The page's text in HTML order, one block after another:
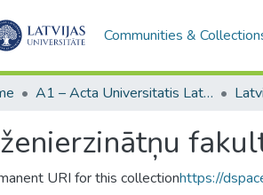
Communities &
A1 – Acta Universitatis Latviensis / Universitātes raksti / Scientific papers
URI for this collectionhttps://